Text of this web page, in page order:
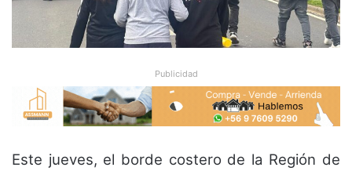
Publicidad
Este jueves, el borde costero de la Región de